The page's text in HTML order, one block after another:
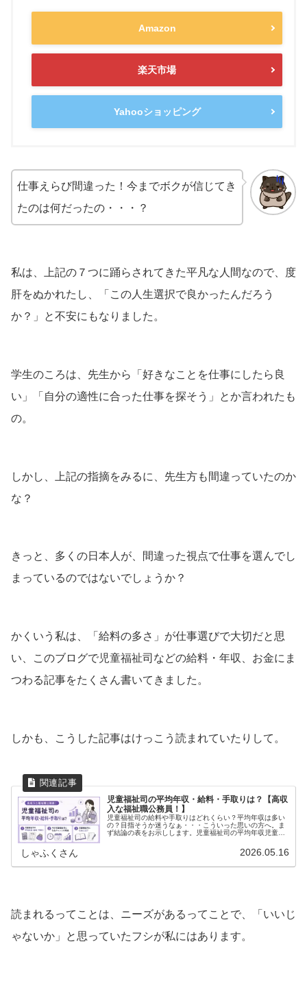
Amazon
楽天市場
Yahooショッピング
仕事えらび間違った！今までボクが信じてき
たのは何だったの・・・？
私は、上記の７つに踊らされてきた平凡な人間なので、度
肝をぬかれたし、「この人生選択で良かったんだろう
か？」と不安にもなりました。
学生のころは、先生から「好きなことを仕事にしたら良
い」「自分の適性に合った仕事を探そう」とか言われたも
の。
しかし、上記の指摘をみるに、先生方も間違っていたのか
な？
きっと、多くの日本人が、間違った視点で仕事を選んでし
まっているのではないでしょうか？
かくいう私は、「給料の多さ」が仕事選びで大切だと思
い、このブログで児童福祉司などの給料・年収、お金にま
つわる記事をたくさん書いてきました。
しかも、こうした記事はけっこう読まれていたりして。
児童福祉司の平均年収・給料・手取りは？【高収
入な福祉職公務員！】
児童福祉司の給料や手取りはどれくらい？平均年収は多い
の？目指そうか迷うなぁ・・・こういった思いの方へ。ま
ず結論の表をお示しします。児童福祉司の平均年収児童福
しゃふくさん 2026.05.16
読まれるってことは、ニーズがあるってことで、「いいじ
ゃないか」と思っていたフシが私にはあります。